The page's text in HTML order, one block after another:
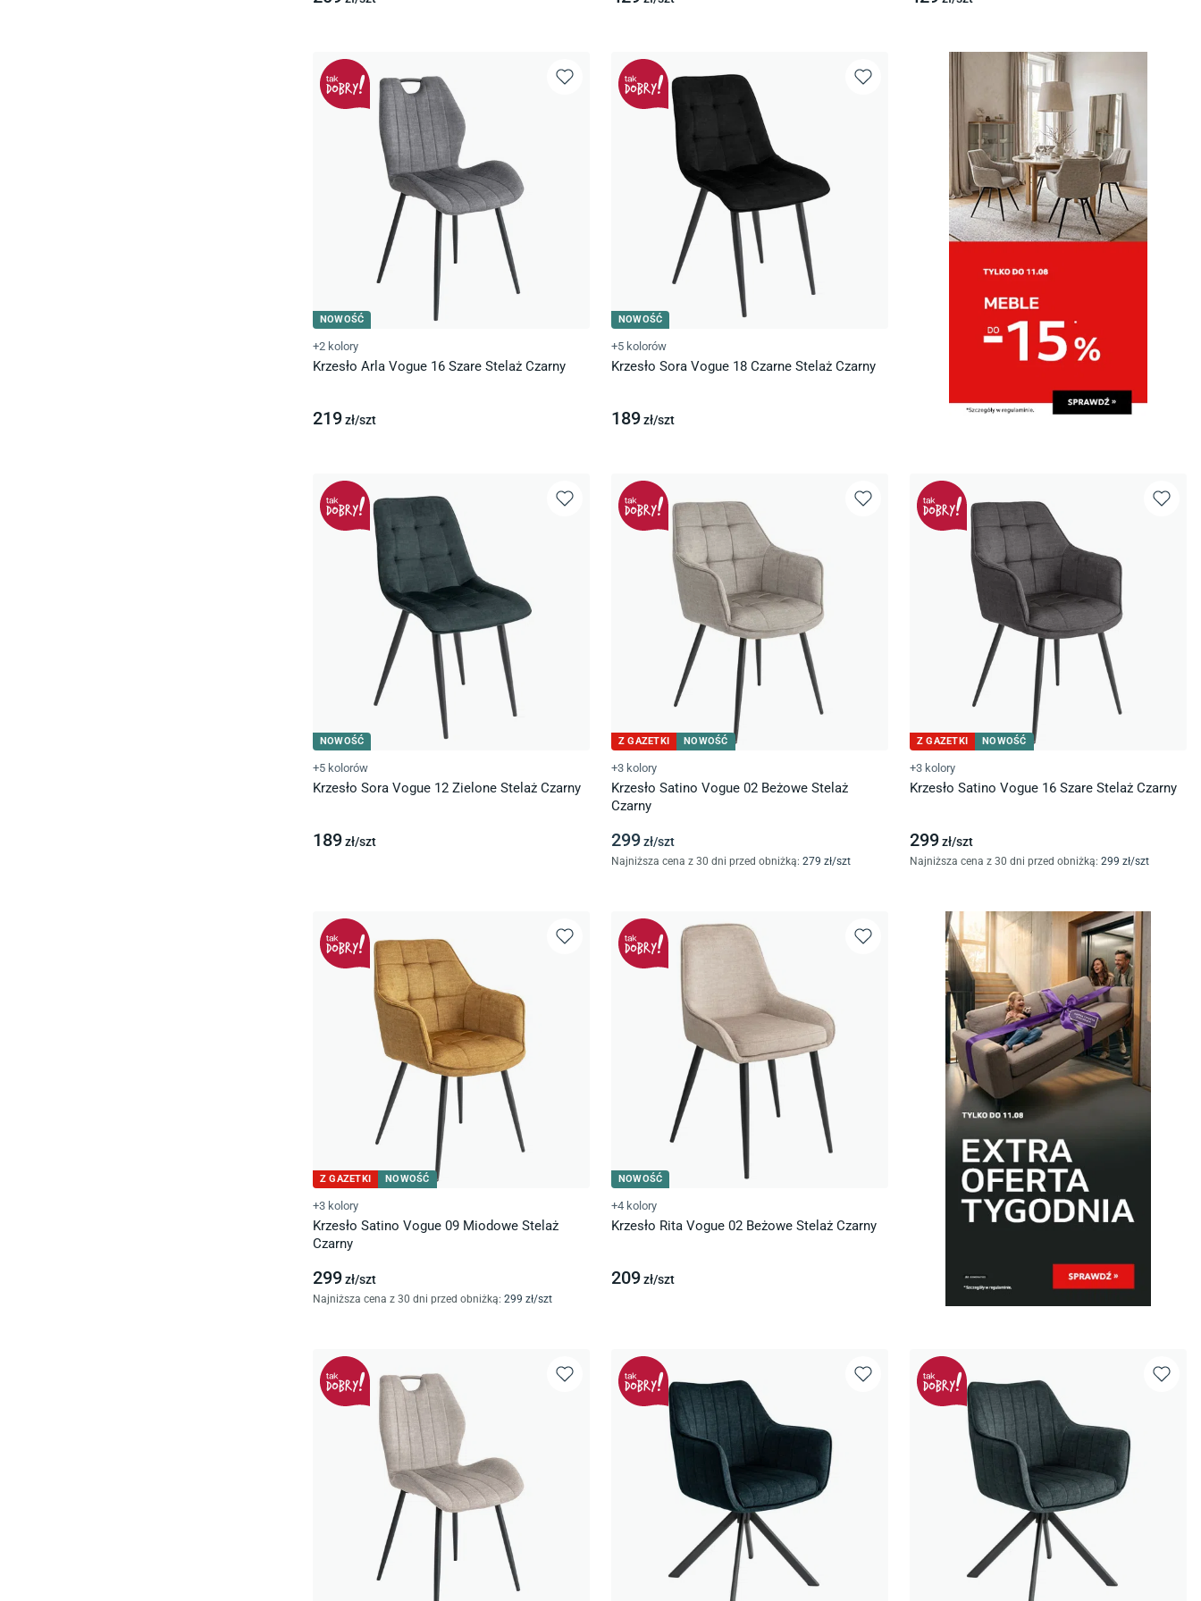
NOWOŚĆ
+2 kolory
Krzesło Arla Vogue 16 Szare Stelaż Czarny
219zł/szt
NOWOŚĆ
+5 kolorów
Krzesło Sora Vogue 18 Czarne Stelaż Czarny
189zł/szt
NOWOŚĆ
+5 kolorów
Krzesło Sora Vogue 12 Zielone Stelaż Czarny
189zł/szt
Z GAZETKI NOWOŚĆ
+3 kolory
Krzesło Satino Vogue 02 Beżowe Stelaż
Czarny
299zł/szt
Najniższa cena z 30 dni przed obniżką: 279 zł/szt
Z GAZETKI NOWOŚĆ
+3 kolory
Krzesło Satino Vogue 16 Szare Stelaż Czarny
299zł/szt
Najniższa cena z 30 dni przed obniżką: 299 zł/szt
Z GAZETKI NOWOŚĆ
+3 kolory
Krzesło Satino Vogue 09 Miodowe Stelaż
Czarny
299zł/szt
Najniższa cena z 30 dni przed obniżką: 299 zł/szt
NOWOŚĆ
+4 kolory
Krzesło Rita Vogue 02 Beżowe Stelaż Czarny
209zł/szt